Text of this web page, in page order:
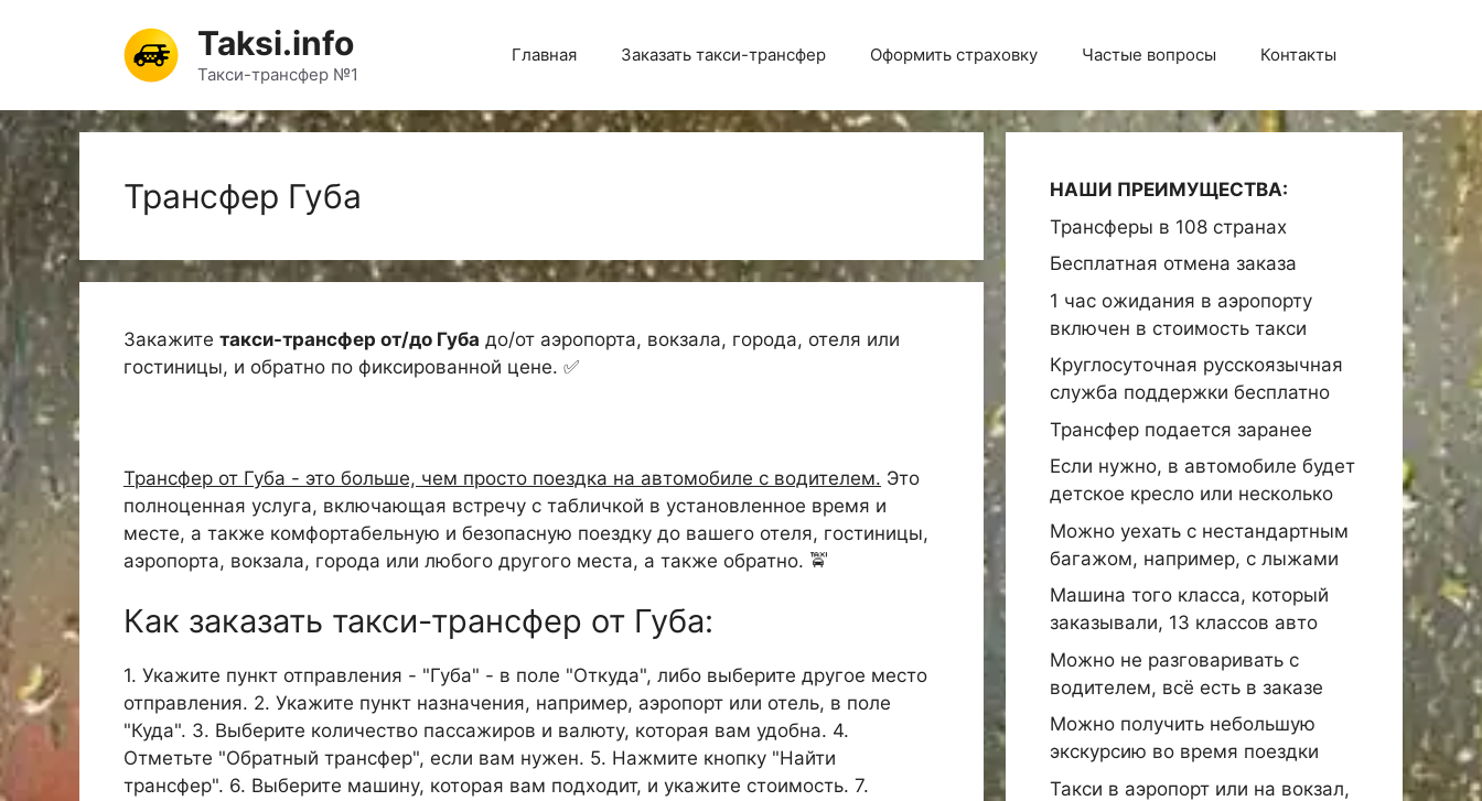
содержимому
Taksi.info
Такси-трансфер №1
Главная Заказать такси-трансфер Оформить страховку Частые вопросы Контакты
Трансфер Губа
Закажите такси-трансфер от/до Губа до/от аэропорта, вокзала, города, отеля или
гостиницы, и обратно по фиксированной цене. ✅
Трансфер от Губа - это больше, чем просто поездка на автомобиле с водителем. Это
полноценная услуга, включающая встречу с табличкой в установленное время и
месте, а также комфортабельную и безопасную поездку до вашего отеля, гостиницы,
аэропорта, вокзала, города или любого другого места, а также обратно. 🚖
Как заказать такси-трансфер от Губа:
1. Укажите пункт отправления - "Губа" - в поле "Откуда", либо выберите другое место
отправления. 2. Укажите пункт назначения, например, аэропорт или отель, в поле
"Куда". 3. Выберите количество пассажиров и валюту, которая вам удобна. 4.
Отметьте "Обратный трансфер", если вам нужен. 5. Нажмите кнопку "Найти
трансфер". 6. Выберите машину, которая вам подходит, и укажите стоимость. 7.
НАШИ ПРЕИМУЩЕСТВА:
Трансферы в 108 странах
Бесплатная отмена заказа
1 час ожидания в аэропорту
включен в стоимость такси
Круглосуточная русскоязычная
служба поддержки бесплатно
Трансфер подается заранее
Если нужно, в автомобиле будет
детское кресло или несколько
Можно уехать с нестандартным
багажом, например, с лыжами
Машина того класса, который
заказывали, 13 классов авто
Можно не разговаривать с
водителем, всё есть в заказе
Можно получить небольшую
экскурсию во время поездки
Такси в аэропорт или на вокзал,